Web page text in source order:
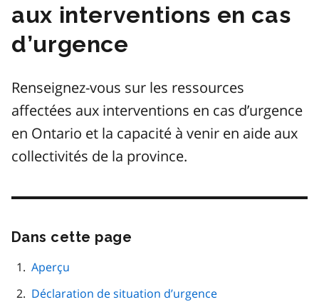
aux interventions en cas
d’urgence
Renseignez-vous sur les ressources
affectées aux interventions en cas d’urgence
en Ontario et la capacité à venir en aide aux
collectivités de la province.
Dans cette page
page
Aperçu
Déclaration de situation d’urgence